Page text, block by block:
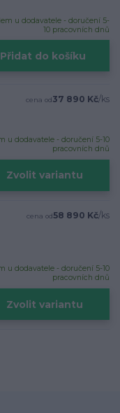
u dodavatele - doručení 5-
10 pracovních dnů
Přidat do košíku
cena od37 890 Kč/ks
u dodavatele - doručení 5-10
pracovních dnů
Zvolit variantu
cena od58 890 Kč/ks
u dodavatele - doručení 5-10
pracovních dnů
Zvolit variantu